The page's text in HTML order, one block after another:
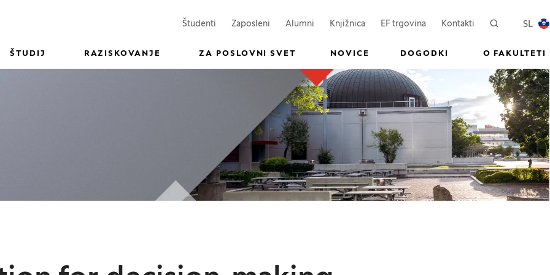
Študenti (Odpre se v novem oknu)
Zaposleni (Odpre se v novem oknu)
Alumni Knjižnica EF trgovina(Odpre se v novem oknu)
Kontakti Iskanje SL
ŠTUDIJ RAZISKOVANJE ZA POSLOVNI SVET NOVICE DOGODKI O FAKULTETI